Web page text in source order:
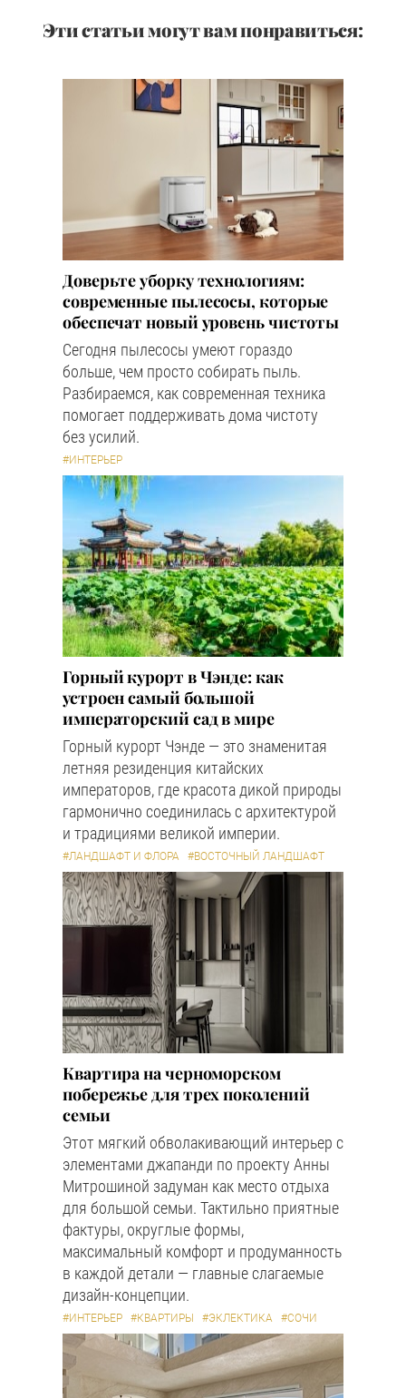
Эти статьи могут вам понравиться:
Доверьте уборку технологиям:
современные пылесосы, которые
обеспечат новый уровень чистоты
Сегодня пылесосы умеют гораздо
больше, чем просто собирать пыль.
Разбираемся, как современная техника
помогает поддерживать дома чистоту
без усилий.
#ИНТЕРЬЕР
Горный курорт в Чэнде: как
устроен самый большой
императорский сад в мире
Горный курорт Чэнде — это знаменитая
летняя резиденция китайских
императоров, где красота дикой природы
гармонично соединилась с архитектурой
и традициями великой империи.
#ЛАНДШАФТ И ФЛОРА #ВОСТОЧНЫЙ ЛАНДШАФТ
Квартира на черноморском
побережье для трех поколений
семьи
Этот мягкий обволакивающий интерьер с
элементами джапанди по проекту Анны
Митрошиной задуман как место отдыха
для большой семьи. Тактильно приятные
фактуры, округлые формы,
максимальный комфорт и продуманность
в каждой детали — главные слагаемые
дизайн-концепции.
#ИНТЕРЬЕР #КВАРТИРЫ #ЭКЛЕКТИКА #СОЧИ